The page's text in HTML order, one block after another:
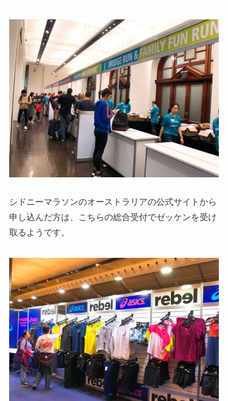
シドニーマラソンのオーストラリアの公式サイトから
申し込んだ方は、こちらの総合受付でゼッケンを受け
取るようです。